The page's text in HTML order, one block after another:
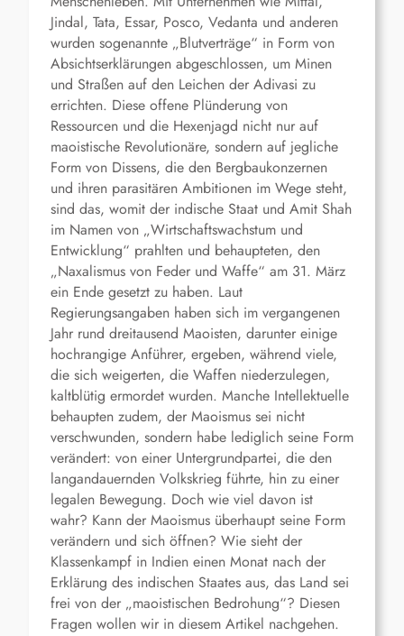
Jindal, Tata, Essar, Posco, Vedanta und anderen
wurden sogenannte „Blutverträge“ in Form von
Absichtserklärungen abgeschlossen, um Minen
und Straßen auf den Leichen der Adivasi zu
errichten. Diese offene Plünderung von
Ressourcen und die Hexenjagd nicht nur auf
maoistische Revolutionäre, sondern auf jegliche
Form von Dissens, die den Bergbaukonzernen
und ihren parasitären Ambitionen im Wege steht,
sind das, womit der indische Staat und Amit Shah
im Namen von „Wirtschaftswachstum und
Entwicklung“ prahlten und behaupteten, den
„Naxalismus von Feder und Waffe“ am 31. März
ein Ende gesetzt zu haben. Laut
Regierungsangaben haben sich im vergangenen
Jahr rund dreitausend Maoisten, darunter einige
hochrangige Anführer, ergeben, während viele,
die sich weigerten, die Waffen niederzulegen,
kaltblütig ermordet wurden. Manche Intellektuelle
behaupten zudem, der Maoismus sei nicht
verschwunden, sondern habe lediglich seine Form
verändert: von einer Untergrundpartei, die den
langandauernden Volkskrieg führte, hin zu einer
legalen Bewegung. Doch wie viel davon ist
wahr? Kann der Maoismus überhaupt seine Form
verändern und sich öffnen? Wie sieht der
Klassenkampf in Indien einen Monat nach der
Erklärung des indischen Staates aus, das Land sei
frei von der „maoistischen Bedrohung“? Diesen
Fragen wollen wir in diesem Artikel nachgehen.